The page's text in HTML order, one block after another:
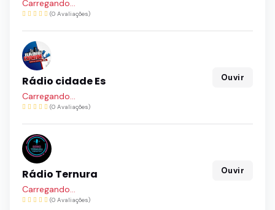
Carregando...
(0 Avaliações)
Rádio cidade Es
Carregando...
(0 Avaliações)
Ouvir
Rádio Ternura
Carregando...
(0 Avaliações)
Ouvir